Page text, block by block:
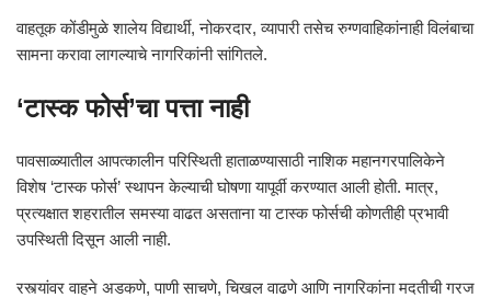
वाहतूक कोंडीमुळे शालेय विद्यार्थी, नोकरदार, व्यापारी तसेच रुग्णवाहिकांनाही विलंबाचा
सामना करावा लागल्याचे नागरिकांनी सांगितले.
‘टास्क फोर्स’चा पत्ता नाही
पावसाळ्यातील आपत्कालीन परिस्थिती हाताळण्यासाठी नाशिक महानगरपालिकेने
विशेष ‘टास्क फोर्स’ स्थापन केल्याची घोषणा यापूर्वी करण्यात आली होती. मात्र,
प्रत्यक्षात शहरातील समस्या वाढत असताना या टास्क फोर्सची कोणतीही प्रभावी
उपस्थिती दिसून आली नाही.
रस्त्यांवर वाहने अडकणे, पाणी साचणे, चिखल वाढणे आणि नागरिकांना मदतीची गरज